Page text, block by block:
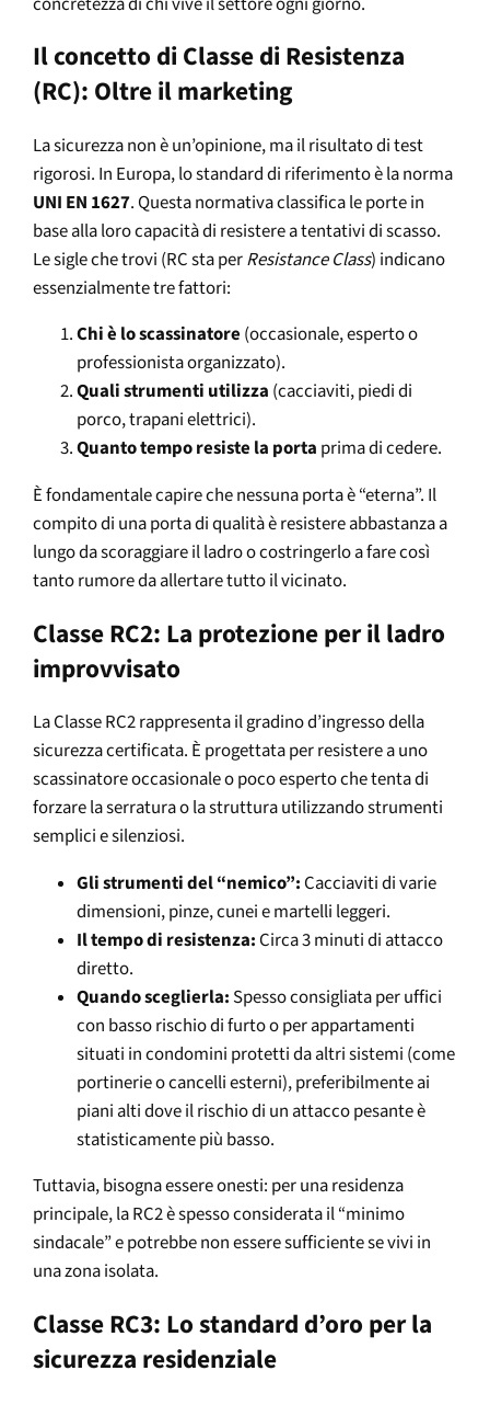
Il concetto di Classe di Resistenza
(RC): Oltre il marketing
La sicurezza non è un’opinione, ma il risultato di test
rigorosi. In Europa, lo standard di riferimento è la norma
UNI EN 1627. Questa normativa classifica le porte in
base alla loro capacità di resistere a tentativi di scasso.
Le sigle che trovi (RC sta perResistance Class) indicano
essenzialmente tre fattori:
Chi è lo scassinatore (occasionale, esperto o
professionista organizzato).
Quali strumenti utilizza (cacciaviti, piedi di
porco, trapani elettrici).
Quanto tempo resiste la porta prima di cedere.
È fondamentale capire che nessuna porta è “eterna”. Il
compito di una porta di qualità è resistere abbastanza a
lungo da scoraggiare il ladro o costringerlo a fare così
tanto rumore da allertare tutto il vicinato.
Classe RC2: La protezione per il ladro
improvvisato
La Classe RC2 rappresenta il gradino d’ingresso della
sicurezza certificata. È progettata per resistere a uno
scassinatore occasionale o poco esperto che tenta di
forzare la serratura o la struttura utilizzando strumenti
semplici e silenziosi.
Gli strumenti del “nemico”:Cacciaviti di varie
dimensioni, pinze, cunei e martelli leggeri.
Il tempo di resistenza:Circa 3 minuti di attacco
diretto.
Quando sceglierla: Spesso consigliata per uffici
con basso rischio di furto o per appartamenti
situati in condomini protetti da altri sistemi (come
portinerie o cancelli esterni), preferibilmente ai
piani alti dove il rischio di un attacco pesante è
statisticamente più basso.
Tuttavia, bisogna essere onesti: per una residenza
principale, la RC2 è spesso considerata il “minimo
sindacale” e potrebbe non essere sufficiente se vivi in
una zona isolata.
Classe RC3: Lo standard d’oro per la
sicurezza residenziale